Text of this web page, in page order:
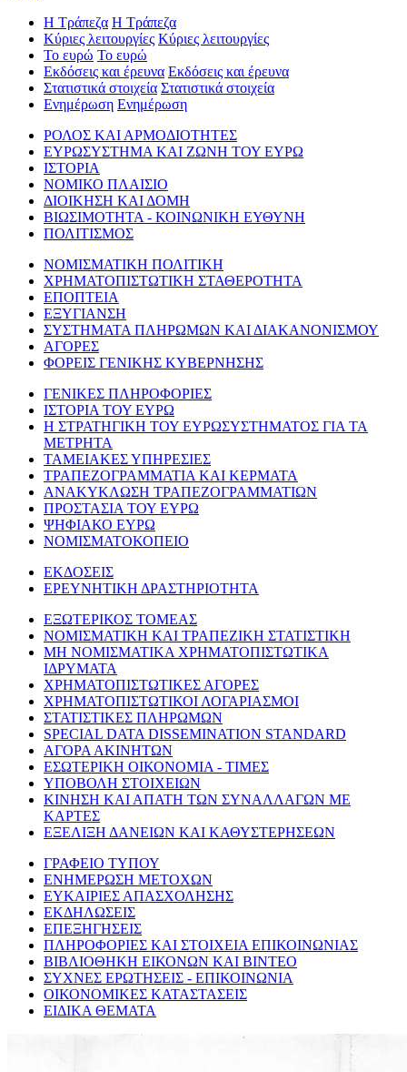
Η Τράπεζα Η Τράπεζα
Κύριες λειτουργίες Κύριες λειτουργίες
Το ευρώ Το ευρώ
Εκδόσεις και έρευνα Εκδόσεις και έρευνα
Στατιστικά στοιχεία Στατιστικά στοιχεία
Ενημέρωση Ενημέρωση
ΡΟΛΟΣ ΚΑΙ ΑΡΜΟΔΙΟΤΗΤΕΣ
ΕΥΡΩΣΥΣΤΗΜΑ ΚΑΙ ΖΩΝΗ ΤΟΥ ΕΥΡΩ
ΙΣΤΟΡΙΑ
ΝΟΜΙΚΟ ΠΛΑΙΣΙΟ
ΔΙΟΙΚΗΣΗ ΚΑΙ ΔΟΜΗ
ΒΙΩΣΙΜΟΤΗΤΑ - ΚΟΙΝΩΝΙΚΗ ΕΥΘΥΝΗ
ΠΟΛΙΤΙΣΜΟΣ
ΝΟΜΙΣΜΑΤΙΚΗ ΠΟΛΙΤΙΚΗ
ΧΡΗΜΑΤΟΠΙΣΤΩΤΙΚΗ ΣΤΑΘΕΡΟΤΗΤΑ
ΕΠΟΠΤΕΙΑ
ΕΞΥΓΙΑΝΣΗ
ΣΥΣΤΗΜΑΤΑ ΠΛΗΡΩΜΩΝ ΚΑΙ ΔΙΑΚΑΝΟΝΙΣΜΟΥ
ΑΓΟΡΕΣ
ΦΟΡΕΙΣ ΓΕΝΙΚΗΣ ΚΥΒΕΡΝΗΣΗΣ
ΓΕΝΙΚΕΣ ΠΛΗΡΟΦΟΡΙΕΣ
ΙΣΤΟΡΙΑ ΤΟΥ ΕΥΡΩ
Η ΣΤΡΑΤΗΓΙΚΗ ΤΟΥ ΕΥΡΩΣΥΣΤΗΜΑΤΟΣ ΓΙΑ ΤΑ
ΜΕΤΡΗΤΑ
ΤΑΜΕΙΑΚΕΣ ΥΠΗΡΕΣΙΕΣ
ΤΡΑΠΕΖΟΓΡΑΜΜΑΤΙΑ ΚΑΙ ΚΕΡΜΑΤΑ
ΑΝΑΚΥΚΛΩΣΗ ΤΡΑΠΕΖΟΓΡΑΜΜΑΤΙΩΝ
ΠΡΟΣΤΑΣΙΑ ΤΟΥ ΕΥΡΩ
ΨΗΦΙΑΚΟ ΕΥΡΩ
ΝΟΜΙΣΜΑΤΟΚΟΠΕΙΟ
ΕΚΔΟΣΕΙΣ
ΕΡΕΥΝΗΤΙΚΗ ΔΡΑΣΤΗΡΙΟΤΗΤΑ
ΕΞΩΤΕΡΙΚΟΣ ΤΟΜΕΑΣ
ΝΟΜΙΣΜΑΤΙΚΗ ΚΑΙ ΤΡΑΠΕΖΙΚΗ ΣΤΑΤΙΣΤΙΚΗ
ΜΗ ΝΟΜΙΣΜΑΤΙΚΑ ΧΡΗΜΑΤΟΠΙΣΤΩΤΙΚΑ
ΙΔΡΥΜΑΤΑ
ΧΡΗΜΑΤΟΠΙΣΤΩΤΙΚΕΣ ΑΓΟΡΕΣ
ΧΡΗΜΑΤΟΠΙΣΤΩΤΙΚΟΙ ΛΟΓΑΡΙΑΣΜΟΙ
ΣΤΑΤΙΣΤΙΚΕΣ ΠΛΗΡΩΜΩΝ
SPECIAL DATA DISSEMINATION STANDARD
ΑΓΟΡΑ ΑΚΙΝΗΤΩΝ
ΕΣΩΤΕΡΙΚΗ ΟΙΚΟΝΟΜΙΑ - ΤΙΜΕΣ
ΥΠΟΒΟΛΗ ΣΤΟΙΧΕΙΩΝ
ΚΙΝΗΣΗ ΚΑΙ ΑΠΑΤΗ ΤΩΝ ΣΥΝΑΛΛΑΓΩΝ ΜΕ
ΚΑΡΤΕΣ
ΕΞΕΛΙΞΗ ΔΑΝΕΙΩΝ ΚΑΙ ΚΑΘΥΣΤΕΡΗΣΕΩΝ
ΓΡΑΦΕΙΟ ΤΥΠΟΥ
ΕΝΗΜΕΡΩΣΗ ΜΕΤΟΧΩΝ
ΕΥΚΑΙΡΙΕΣ ΑΠΑΣΧΟΛΗΣΗΣ
ΕΚΔΗΛΩΣΕΙΣ
ΕΠΕΞΗΓΗΣΕΙΣ
ΠΛΗΡΟΦΟΡΙΕΣ ΚΑΙ ΣΤΟΙΧΕΙΑ ΕΠΙΚΟΙΝΩΝΙΑΣ
ΒΙΒΛΙΟΘΗΚΗ ΕΙΚΟΝΩΝ ΚΑΙ ΒΙΝΤΕΟ
ΣΥΧΝΕΣ ΕΡΩΤΗΣΕΙΣ - ΕΠΙΚΟΙΝΩΝΙΑ
ΟΙΚΟΝΟΜΙΚΕΣ ΚΑΤΑΣΤΑΣΕΙΣ
ΕΙΔΙΚΑ ΘΕΜΑΤΑ